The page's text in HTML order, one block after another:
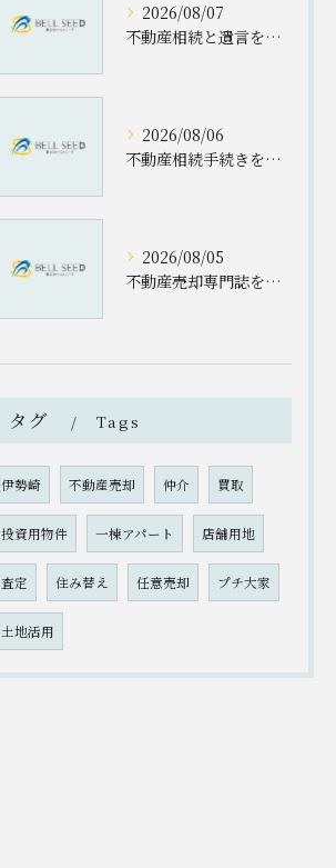
2026/08/07
不動産相続と遺言を群馬県桐生市新里町新川で円滑に進めるための実践ポイント
2026/08/06
不動産相続手続きを群馬県桐生市新里町新川で進める際の流れと相談先まとめ
2026/08/05
不動産売却専門誌を活用した群馬県伊勢崎市佐波郡玉村町の売却成功術と地域会社の見極め方
タグ Tags
伊勢崎 不動産売却 仲介 買取
投資用物件 一棟アパート 店舗用地
査定 住み替え 任意売却 プチ大家
土地活用